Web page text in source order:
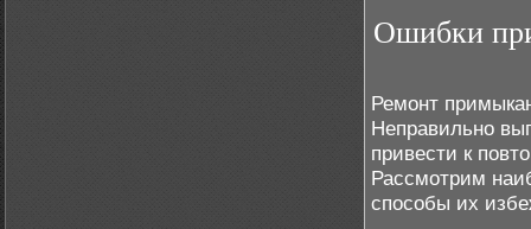
Ошибки
Ремонт
Неправильно
привести к
Рассмотрим
способы их